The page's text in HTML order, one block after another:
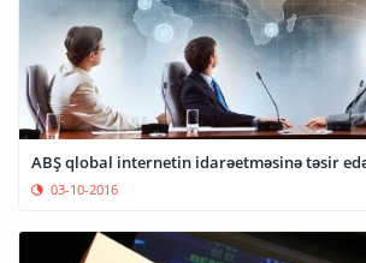
ABŞ qlobal internetin idarəetməsinə təsir
03-10-2016